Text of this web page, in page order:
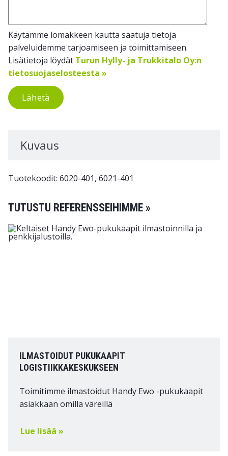
Käytämme lomakkeen kautta saatuja tietoja
palveluidemme tarjoamiseen ja toimittamiseen.
Lisätietoja löydät Turun Hylly- ja Trukkitalo Oy:n
tietosuojaselosteesta »
Lähetä
Kuvaus
Tuotekoodit: 6020-401, 6021-401
TUTUSTU REFERENSSEIHIMME »
ILMASTOIDUT PUKUKAAPIT
LOGISTIIKKAKESKUKSEEN
Toimitimme ilmastoidut Handy Ewo -pukukaapit
asiakkaan omilla väreillä
Lue lisää »